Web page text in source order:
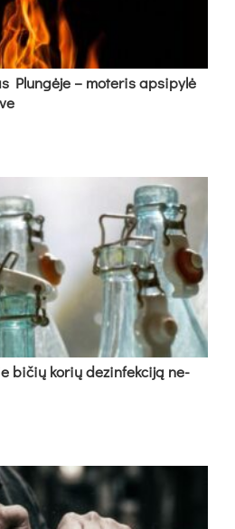
Plun­gė­je – mo­te­ris ap­si­py­lė
bi­čių ko­rių de­zin­fek­ci­ją ne­